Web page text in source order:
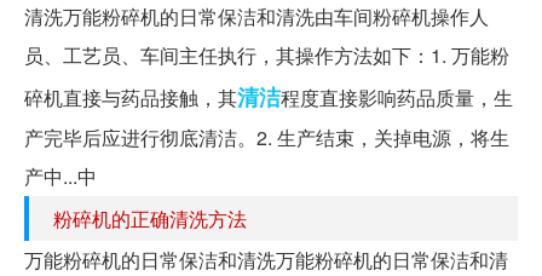
清洗万能粉碎机的日常保洁和清洗由车间粉碎机操作人
员、工艺员、车间主任执行，其操作方法如下：1. 万能粉
碎机直接与药品接触，其清洁程度直接影响药品质量，生
产完毕后应进行彻底清洁。2. 生产结束，关掉电源，将生
产中...中
粉碎机的正确清洗方法
万能粉碎机的日常保洁和清洗万能粉碎机的日常保洁和清